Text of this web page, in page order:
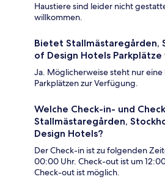
Haustiere sind leider nicht
willkommen.
Bietet Stallmästaregården,
of Design Hotels
Ja. Möglicherweise steht nur
Parkplätzen zur Verfügung.
Welche Check-in- und
Stallmästaregården,
Design Hotels?
Der Check-in ist zu folgenden
00:00 Uhr. Check-out ist um
Check-out ist möglich.